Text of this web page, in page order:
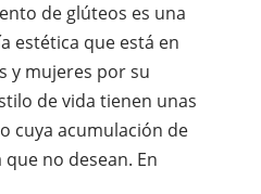
de glúteos es una
estética que está en
y mujeres por su
de vida tienen unas
cuya acumulación de
no desean. En